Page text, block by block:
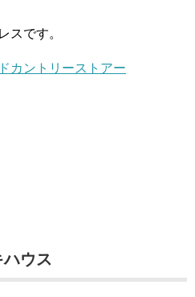
スです。
カントリーストアー
ウス